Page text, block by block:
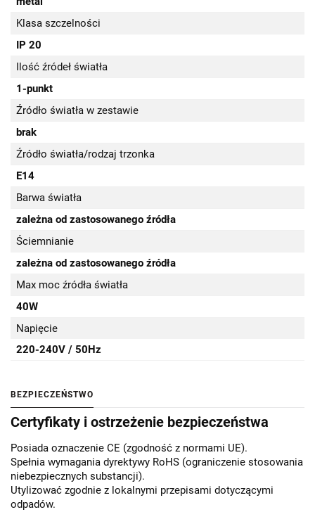
Klasa szczelności
IP 20
Ilość źródeł światła
1-punkt
Źródło światła w zestawie
brak
Źródło światła/rodzaj trzonka
E14
Barwa światła
zależna od zastosowanego źródła
Ściemnianie
zależna od zastosowanego źródła
Max moc źródła światła
40W
Napięcie
220-240V / 50Hz
BEZPIECZEŃSTWO
Certyfikaty i ostrzeżenie bezpieczeństwa
Posiada oznaczenie CE (zgodność z normami UE).
Spełnia wymagania dyrektywy RoHS (ograniczenie stosowania
niebezpiecznych substancji).
Utylizować zgodnie z lokalnymi przepisami dotyczącymi
odpadów.